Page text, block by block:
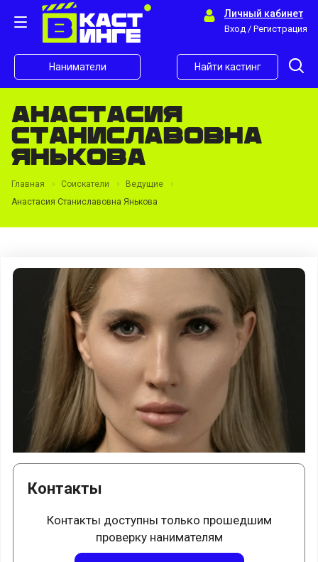
Личный кабинет
Вход / Регистрация
Наниматели Найти кастинг
Анастасия
Станиславовна
Янькова
Главная Соискатели
Ведущие
Анастасия Станиславовна Янькова
Контакты
Контакты доступны только прошедшим
проверку нанимателям